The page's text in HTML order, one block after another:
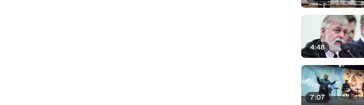
4:48
7:07